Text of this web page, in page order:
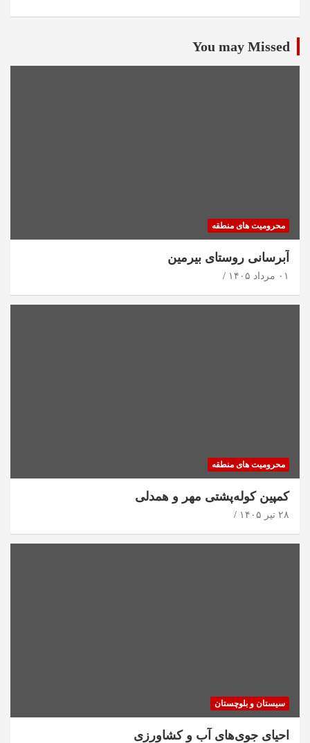
You may Missed
محرومیت های منطقه
آبرسانی روستای بیرمین
۰۱ مرداد ۱۴۰۵
محرومیت های منطقه
کمپین کوله‌پشتی مهر و همدلی
۲۸ تیر ۱۴۰۵
سیستان و بلوچستان
احیای جوی‌های آب و کشاورزی